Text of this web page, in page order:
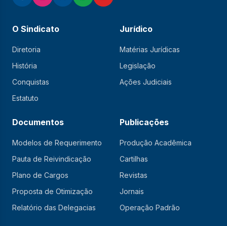
O Sindicato
Diretoria
História
Conquistas
Estatuto
Jurídico
Matérias Jurídicas
Legislação
Ações Judiciais
Documentos
Modelos de Requerimento
Pauta de Reivindicação
Plano de Cargos
Proposta de Otimização
Relatório das Delegacias
Publicações
Produção Acadêmica
Cartilhas
Revistas
Jornais
Operação Padrão